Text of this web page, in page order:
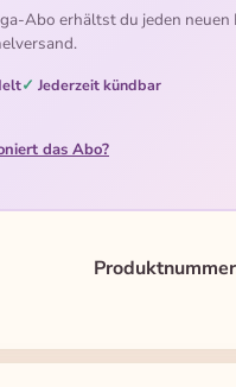
Abo erhältst du jeden
Jederzeit kündbar
das Abo?